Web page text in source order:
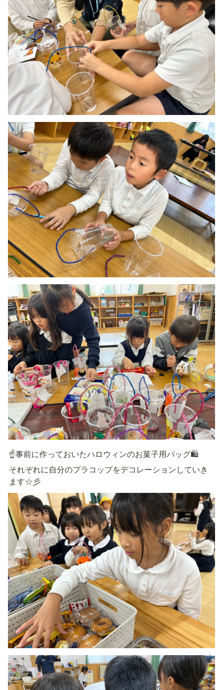
☝事前に作っておいたハロウィンのお菓子用バッグ🛍
それぞれに自分のプラコップをデコレーションしていき
ます☆彡